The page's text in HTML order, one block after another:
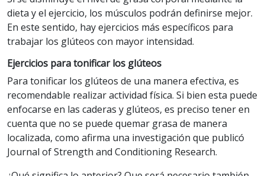
dieta y el ejercicio, los músculos podrán definirse mejor.
En este sentido, hay ejercicios más específicos para
trabajar los glúteos con mayor intensidad.
Ejercicios para tonificar los glúteos
Para tonificar los glúteos de una manera efectiva, es
recomendable realizar actividad física. Si bien esta puede
enfocarse en las caderas y glúteos, es preciso tener en
cuenta que no se puede quemar grasa de manera
localizada, como afirma una investigación que publicó
Journal of Strength and Conditioning Research.